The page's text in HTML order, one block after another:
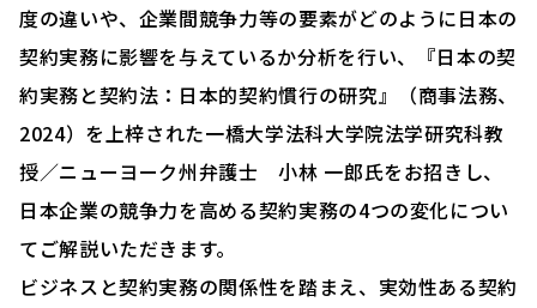
度の違いや、企業間競争力等の要素がどのように日本の
契約実務に影響を与えているか分析を行い、『日本の契
約実務と契約法：日本的契約慣行の研究』（商事法務、
2024）を上梓された一橋大学法科大学院法学研究科教
授／ニューヨーク州弁護士 小林 一郎氏をお招きし、
日本企業の競争力を高める契約実務の4つの変化につい
てご解説いただきます。
ビジネスと契約実務の関係性を踏まえ、実効性ある契約